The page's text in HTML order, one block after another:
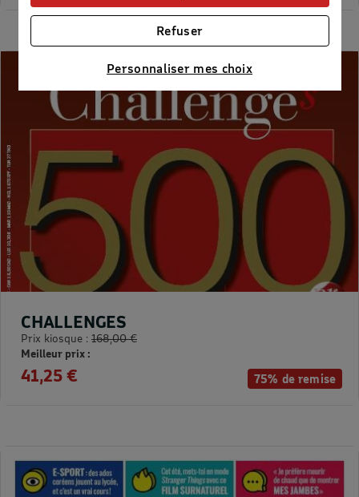
75% de remise
CHALLENGES
Prix kiosque : 168,00 €
Meilleur prix :
41,25 €
Univers publicitaire: nous utilisons avec nos
partenaires des cookies pour afficher des
publicités personnalisées
Connaître notre politique cookies et la liste de nos
Personnaliser mes choix
Refuser